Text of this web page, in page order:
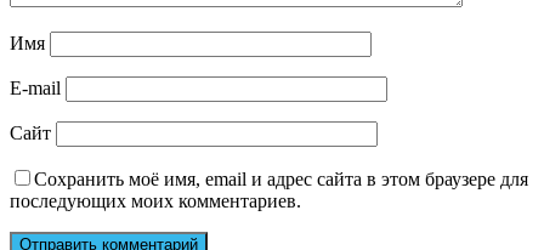
Имя
E-mail
Сайт
Сохранить моё имя, email и адрес сайта в этом браузере для
последующих моих комментариев.